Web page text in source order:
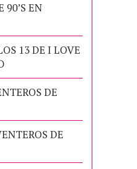
90’S EN
13 DE I LOVE
DE
DE